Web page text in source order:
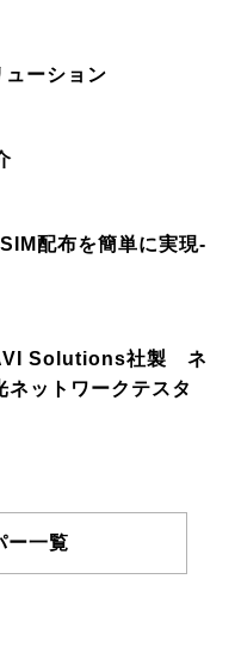
ューション
配布を簡単に実現-
Solutions社製 ネ
ットワークテスタ
ー一覧